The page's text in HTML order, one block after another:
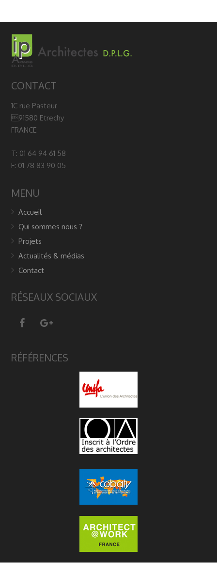
CONTACT
1C rue Pasteur
91580 Etrechy
FRANCE
T: 01 64 94 61 58
F: 01 78 83 90 05
MENU
Accueil
Qui sommes nous ?
Projets
Actualités & médias
Contact
RÉSEAUX SOCIAUX
RÉFÉRENCES